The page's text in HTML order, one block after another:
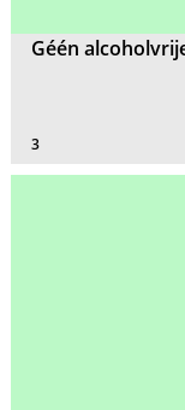
Géén
3